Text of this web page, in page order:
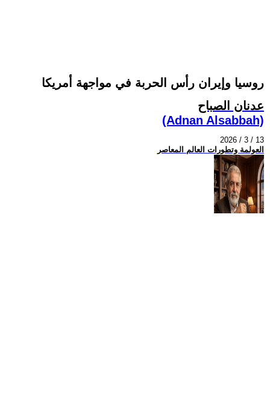
روسيا وإيران رأس الحربة في مواجهة أمريكا
عدنان الصباح
(Adnan Alsabbah)
2026 / 3 / 13
العولمة وتطورات العالم المعاصر